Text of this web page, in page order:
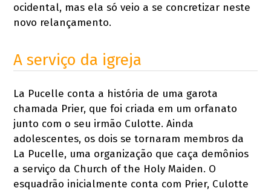
ocidental, mas ela só veio a se concretizar neste
novo relançamento.
A serviço da igreja
La Pucelle conta a história de uma garota
chamada Prier, que foi criada em um orfanato
junto com o seu irmão Culotte. Ainda
adolescentes, os dois se tornaram membros da
La Pucelle, uma organização que caça demônios
a serviço da Church of the Holy Maiden. O
esquadrão inicialmente conta com Prier, Culotte